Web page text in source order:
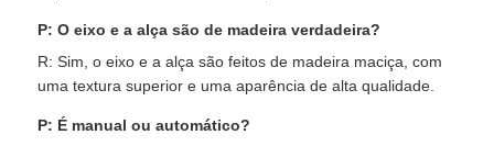
P: O eixo e a alça são de madeira verdadeira?
R: Sim, o eixo e a alça são feitos de madeira maciça, com
uma textura superior e uma aparência de alta qualidade.
P: É manual ou automático?